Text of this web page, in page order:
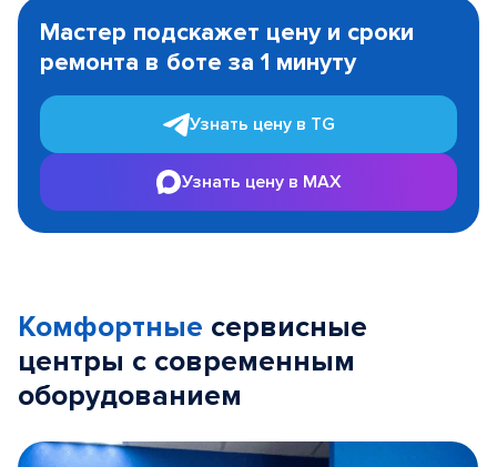
1
Мастер подскажет цену и сроки
ремонта в боте за 1 минуту
Узнать цену в TG
Узнать цену в MAX
Комфортные сервисные
центры с современным
оборудованием